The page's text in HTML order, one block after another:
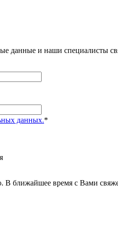
данные и наши специалисты
данных.*
В ближайшее время с Вами